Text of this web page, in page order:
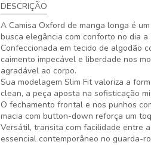
DESCRIÇÃO
A Camisa Oxford de manga longa é
busca elegância com conforto no dia a
Confeccionada em tecido de algodão
caimento impecável e liberdade nos
agradável ao corpo.
Sua modelagem Slim Fit valoriza a
clean, a peça aposta na sofisticação
O fechamento frontal e nos punhos
macia com button-down reforça um
Versátil, transita com facilidade entre
essencial contemporâneo no guarda-